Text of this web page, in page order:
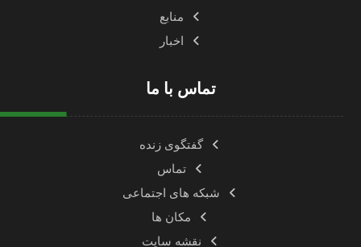
منابع
اخبار
تماس با ما
گفتگوی زنده
تماس
شبکه های اجتماعی
مکان ها
نقشه سایت